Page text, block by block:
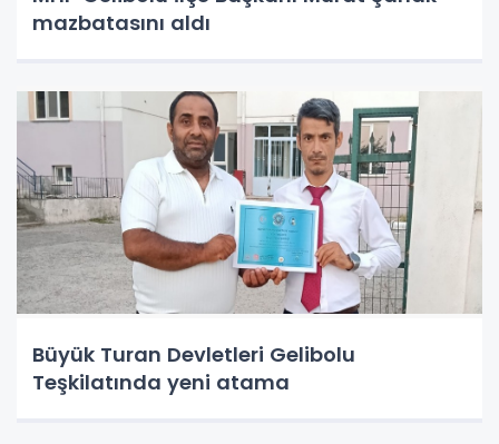
mazbatasını aldı
Büyük Turan Devletleri Gelibolu
Teşkilatında yeni atama